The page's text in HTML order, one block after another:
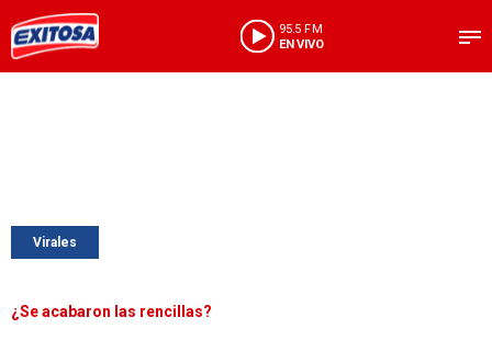
95.5 FM
EN VIVO
Virales
¿Se acabaron las rencillas?